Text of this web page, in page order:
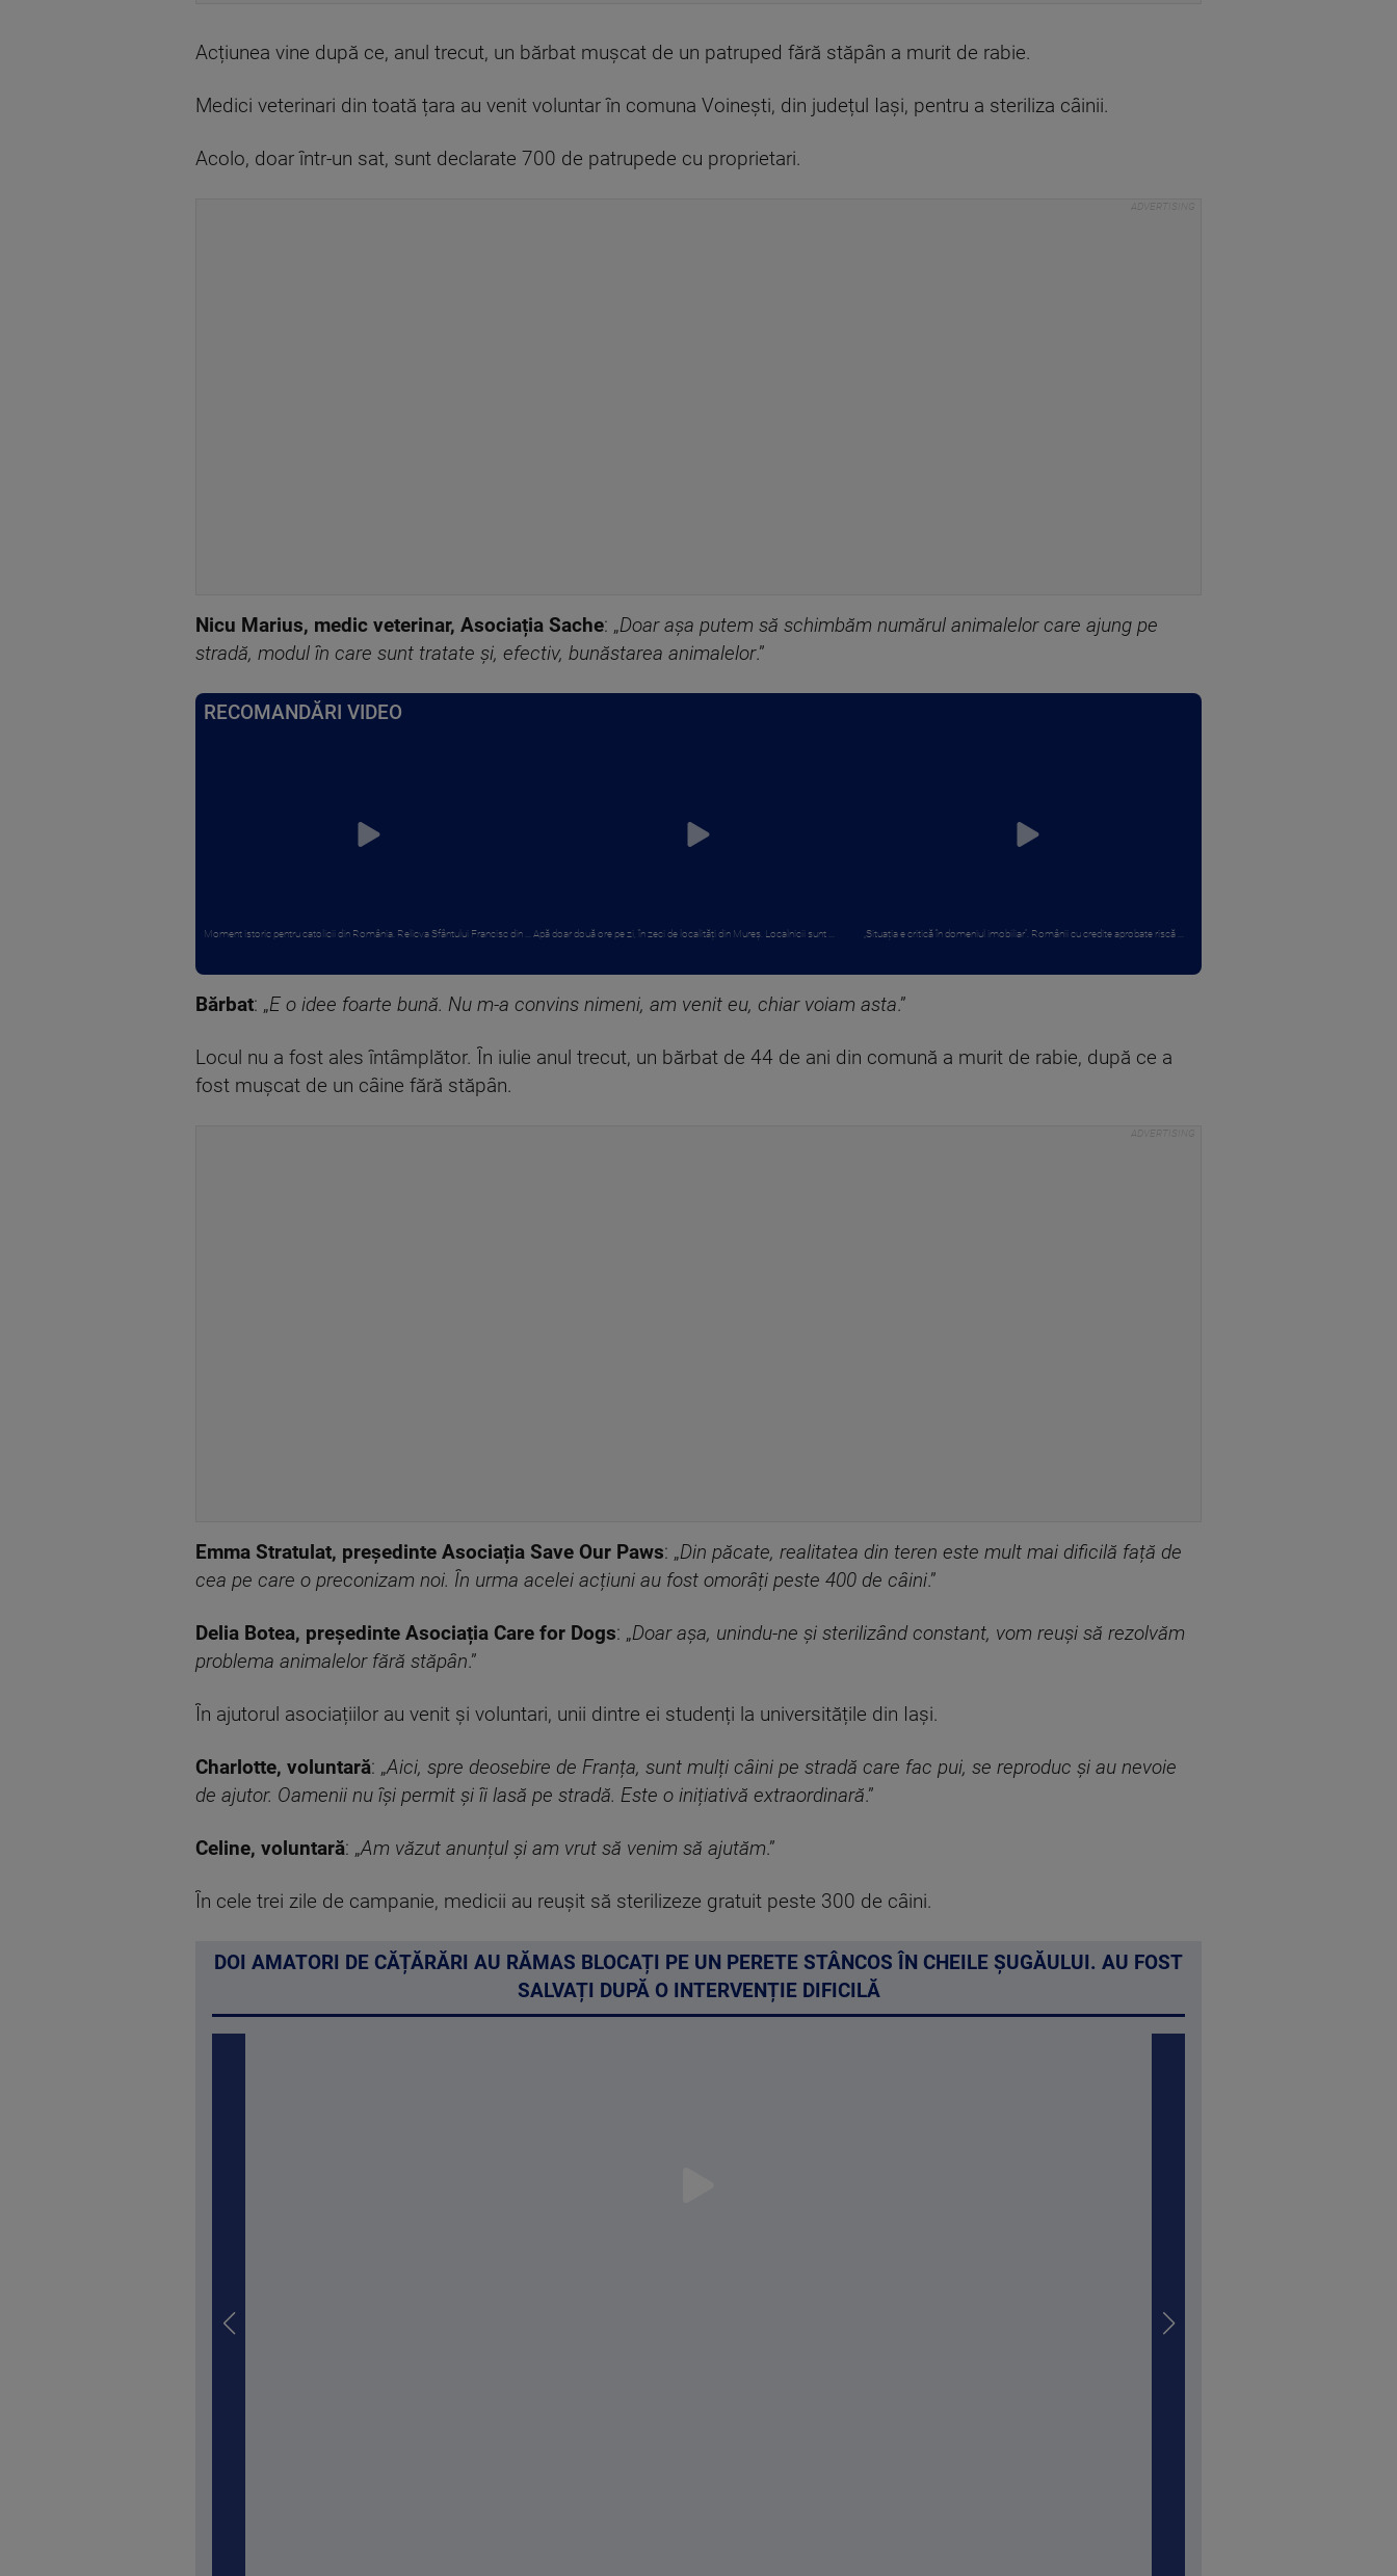
Acțiunea vine după ce, anul trecut, un bărbat mușcat de un patruped fără stăpân a murit de rabie.
Medici veterinari din toată țara au venit voluntar în comuna Voinești, din județul Iași, pentru a steriliza câinii.
Acolo, doar într-un sat, sunt declarate 700 de patrupede cu proprietari.
Nicu Marius, medic veterinar, Asociația Sache: „Doar așa putem să schimbăm numărul animalelor care ajung pe
stradă, modul în care sunt tratate și, efectiv, bunăstarea animalelor.”
RECOMANDĂRI VIDEO
Moment istoric pentru catolicii din România. Relicva Sfântului Francisc din ... Apă doar două ore pe zi, în zeci de localități din Mureș. Localnicii sunt ... „Situația e critică în domeniul imobiliar”. Românii cu credite aprobate riscă ...
Bărbat: „E o idee foarte bună. Nu m-a convins nimeni, am venit eu, chiar voiam asta.”
Locul nu a fost ales întâmplător. În iulie anul trecut, un bărbat de 44 de ani din comună a murit de rabie, după ce a
fost mușcat de un câine fără stăpân.
Emma Stratulat, președinte Asociația Save Our Paws: „Din păcate, realitatea din teren este mult mai dificilă față de
cea pe care o preconizam noi. În urma acelei acțiuni au fost omorâți peste 400 de câini.”
Delia Botea, președinte Asociația Care for Dogs: „Doar așa, unindu-ne și sterilizând constant, vom reuși să rezolvăm
problema animalelor fără stăpân.”
În ajutorul asociațiilor au venit și voluntari, unii dintre ei studenți la universitățile din Iași.
Charlotte, voluntară: „Aici, spre deosebire de Franța, sunt mulți câini pe stradă care fac pui, se reproduc și au nevoie
de ajutor. Oamenii nu își permit și îi lasă pe stradă. Este o inițiativă extraordinară.”
Celine, voluntară: „Am văzut anunțul și am vrut să venim să ajutăm.”
În cele trei zile de campanie, medicii au reușit să sterilizeze gratuit peste 300 de câini.
DOI AMATORI DE CĂȚĂRĂRI AU RĂMAS BLOCAȚI PE UN PERETE STÂNCOS ÎN CHEILE ȘUGĂULUI. AU FOST
SALVAȚI DUPĂ O INTERVENȚIE DIFICILĂ